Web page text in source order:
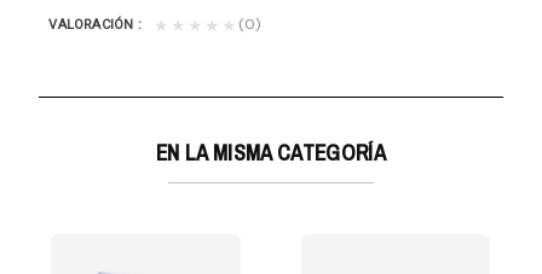
VALORACIÓN ★★★★★ (0)
EN LA MISMA CATEGORÍA